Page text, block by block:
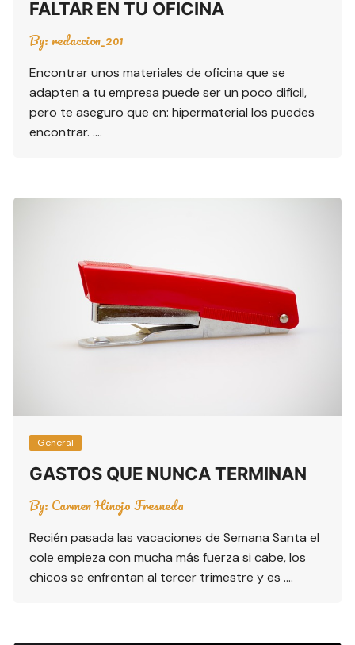
FALTAR EN TU OFICINA
By: redaccion_201
Encontrar unos materiales de oficina que se
adapten a tu empresa puede ser un poco difícil,
pero te aseguro que en: hipermaterial los puedes
encontrar. ….
General
GASTOS QUE NUNCA TERMINAN
By: Carmen Hinojo Fresneda
Recién pasada las vacaciones de Semana Santa el
cole empieza con mucha más fuerza si cabe, los
chicos se enfrentan al tercer trimestre y es ….